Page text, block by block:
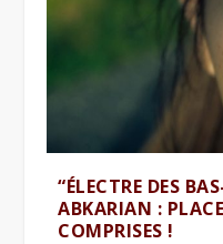
“ÉLECTRE DES
ABKARIAN :
COMPRISES !